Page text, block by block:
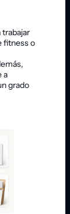
trabajar
fitness o
a
grado